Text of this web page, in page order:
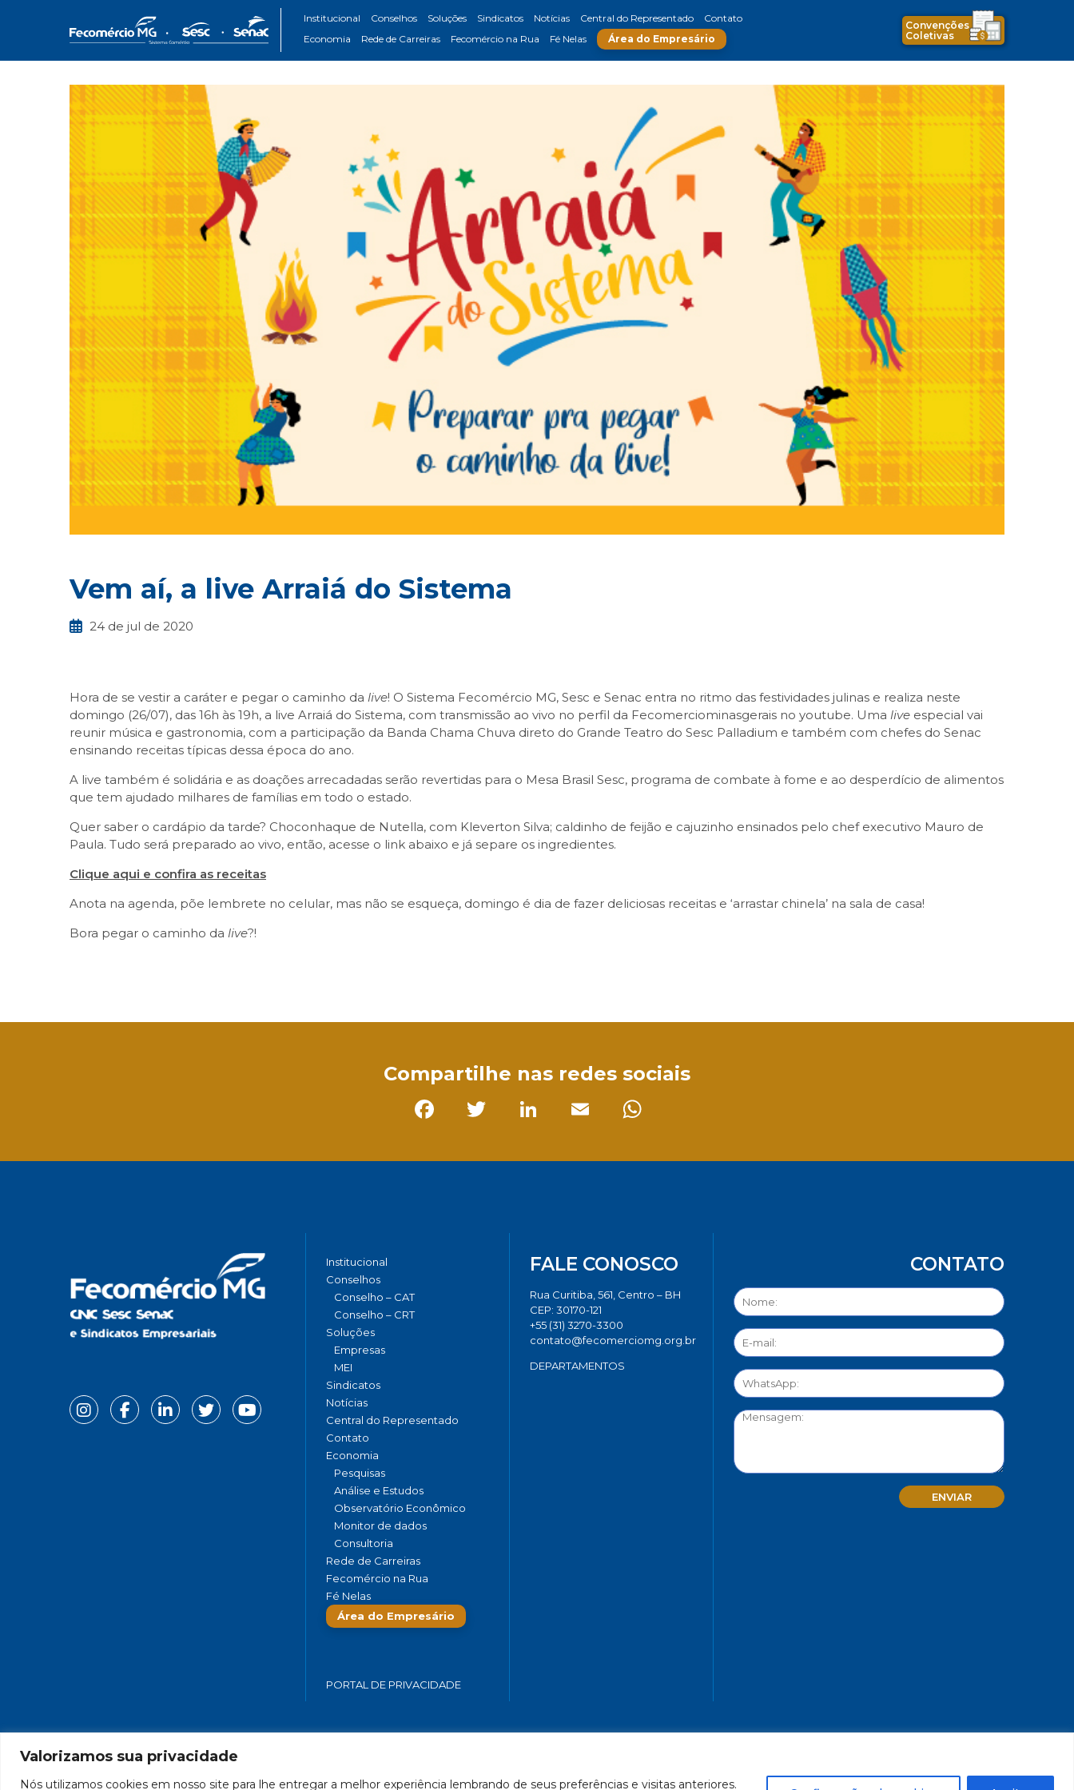
Valorizamos sua privacidade
Nós utilizamos cookies em nosso site para lhe entregar a melhor experiência lembrando de seus preferências e visitas anteriores.
Institucional Conselhos Soluções Sindicatos Notícias Central do Representado
Contato
Economia
Rede de Carreiras Fecomércio na Rua Fé Nelas Área do Empresário
Convenções
Coletivas
Vem aí, a live Arraiá do Sistema
24 de jul de 2020
Hora de se vestir a caráter e pegar o caminho da live! O Sistema Fecomércio MG, Sesc e Senac entra no ritmo das festividades julinas e realiza neste
domingo (26/07), das 16h às 19h, a live Arraiá do Sistema, com transmissão ao vivo no perfil da Fecomerciominasgerais no youtube. Uma live especial vai
reunir música e gastronomia, com a participação da Banda Chama Chuva direto do Grande Teatro do Sesc Palladium e também com chefes do Senac
ensinando receitas típicas dessa época do ano.
A live também é solidária e as doações arrecadadas serão revertidas para o Mesa Brasil Sesc, programa de combate à fome e ao desperdício de alimentos
que tem ajudado milhares de famílias em todo o estado.
Quer saber o cardápio da tarde? Choconhaque de Nutella, com Kleverton Silva; caldinho de feijão e cajuzinho ensinados pelo chef executivo Mauro de
Paula. Tudo será preparado ao vivo, então, acesse o link abaixo e já separe os ingredientes.
Clique aqui e confira as receitas
Anota na agenda, põe lembrete no celular, mas não se esqueça, domingo é dia de fazer deliciosas receitas e ‘arrastar chinela’ na sala de casa!
Bora pegar o caminho da live?!
Compartilhe nas redes sociais
Institucional
Conselhos
Conselho – CAT
Conselho – CRT
Soluções
Empresas
MEI
Sindicatos
Notícias
Central do Representado
Contato
Economia
Pesquisas
Análise e Estudos
Observatório Econômico
Monitor de dados
Consultoria
Rede de Carreiras
Fecomércio na Rua
Fé Nelas
Área do Empresário
PORTAL DE PRIVACIDADE
FALE CONOSCO
Rua Curitiba, 561, Centro – BH
CEP: 30170-121
+55 (31) 3270-3300
contato@fecomerciomg.org.br
DEPARTAMENTOS
CONTATO
FEDERAÇÃO DO COMÉRCIO DE BENS, SERVIÇOS E TURISMO DO ESTADO DE MINAS GERAIS – FECOMÉRCIO-MG - CNPJ/MF 17.271.982/0001-59
Feito por Célula 21